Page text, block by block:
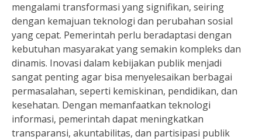
mengalami transformasi yang signifikan, seiring
dengan kemajuan teknologi dan perubahan sosial
yang cepat. Pemerintah perlu beradaptasi dengan
kebutuhan masyarakat yang semakin kompleks dan
dinamis. Inovasi dalam kebijakan publik menjadi
sangat penting agar bisa menyelesaikan berbagai
permasalahan, seperti kemiskinan, pendidikan, dan
kesehatan. Dengan memanfaatkan teknologi
informasi, pemerintah dapat meningkatkan
transparansi, akuntabilitas, dan partisipasi publik